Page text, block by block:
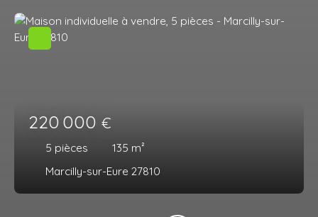
220 000 €
5 pièces 135 m²
Marcilly-sur-Eure 27810